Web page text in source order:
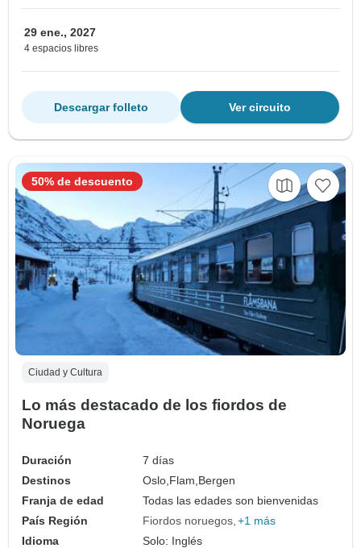
29 ene., 2027
4 espacios libres
Ver circuito
Descargar folleto
Ciudad y Cultura
Lo más destacado de los fiordos de
Noruega
Duración
7 días
Destinos
Oslo,Flam,Bergen
Franja de edad
Todas las edades son bienvenidas
País Región
Fiordos noruegos +1 más
Idioma
Solo: Inglés
50% de descuento